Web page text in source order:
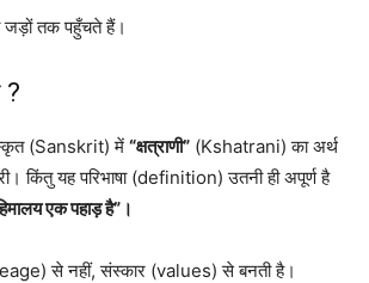
तक पहुँचते हैं।
?
(Sanskrit) में “क्षत्राणी” (Kshatrani) का अर्थ
किंतु यह परिभाषा (definition) उतनी ही अपूर्ण है
एक पहाड़ है”।
से नहीं, संस्कार (values) से बनती है।